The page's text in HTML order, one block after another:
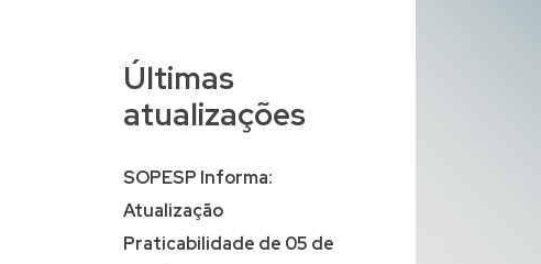
Últimas
atualizações
SOPESP Informa:
Atualização
Praticabilidade de 05 de